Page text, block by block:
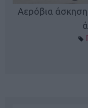
Αερόβια